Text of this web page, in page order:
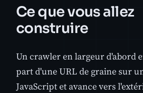
Ce que vous allez
construire
Un crawler en largeur d'abord
part d'une URL de graine sur
JavaScript et avance vers